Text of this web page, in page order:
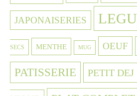
JAPONAISERIES
SECS MENTHE MUG OEUF
PATISSERIE PETIT DEJ